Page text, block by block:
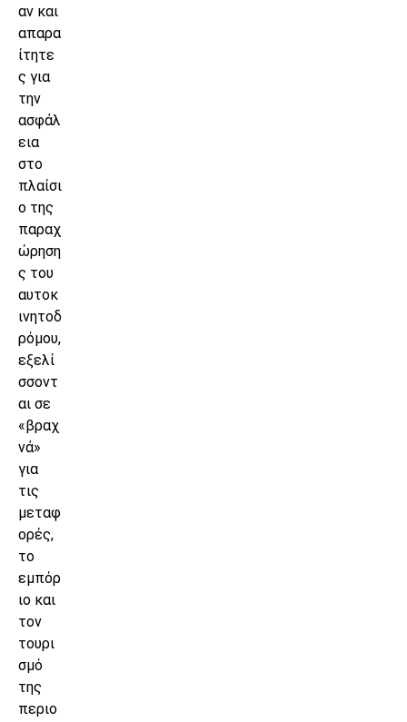
αν και
απαρα
ίτητε
ς για
την
ασφάλ
εια
στο
πλαίσι
ο της
παραχ
ώρηση
ς του
αυτοκ
ινητοδ
ρόμου,
εξελί
σσοντ
αι σε
«βραχ
νά»
για
τις
μεταφ
ορές,
το
εμπόρ
ιο και
τον
τουρι
σμό
της
περιο